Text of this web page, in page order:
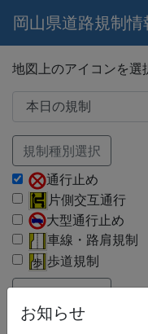
岡山県道路規制情
お知らせ
地図上のアイコンを選
規制種別選択
通行止め
片側交互通行
大型通行止め
車線・路肩規制
歩道規制
路線種別選択
国道